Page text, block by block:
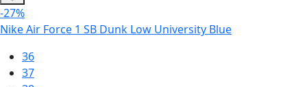
-27%
Nike Air Force 1 SB Dunk Low University Blue
36
37